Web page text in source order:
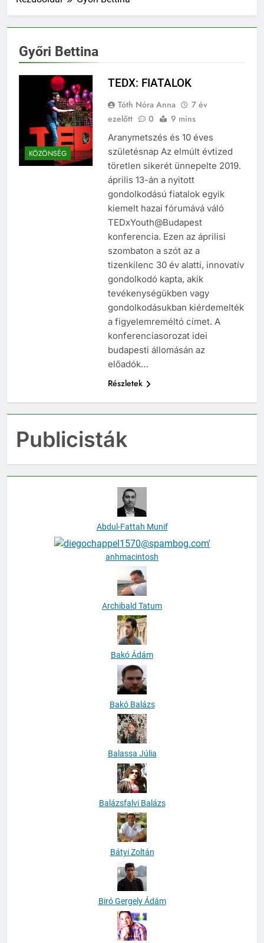
Győri Bettina
KÖZÖNSÉG
TEDX: FIATALOK
Tóth Nóra Anna
7 év
ezelőtt
0 9 mins
Aranymetszés és 10 éves
születésnap Az elmúlt évtized
töretlen sikerét ünnepelte 2019.
április 13-án a nyitott
gondolkodású fiatalok egyik
kiemelt hazai fórumává váló
TEDxYouth@Budapest
konferencia. Ezen az áprilisi
szombaton a szót az a
tizenkilenc 30 év alatti, innovatív
gondolkodó kapta, akik
tevékenységükben vagy
gondolkodásukban kiérdemelték
a figyelemreméltó címet. A
konferenciasorozat idei
budapesti állomásán az
előadók…
Részletek
Publicisták
Abdul-Fattah Munif
anhmacintosh
Archibald Tatum
Bakó Ádám
Bakó Balázs
Balassa Júlia
Balázsfalvi Balázs
Bátyi Zoltán
Biró Gergely Ádám